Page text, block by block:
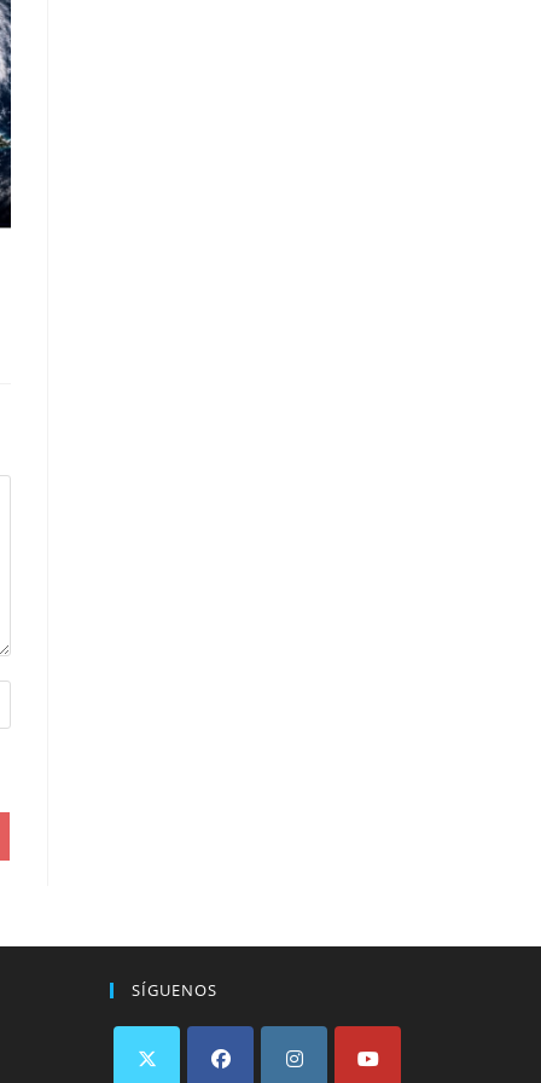
SÍGUENOS